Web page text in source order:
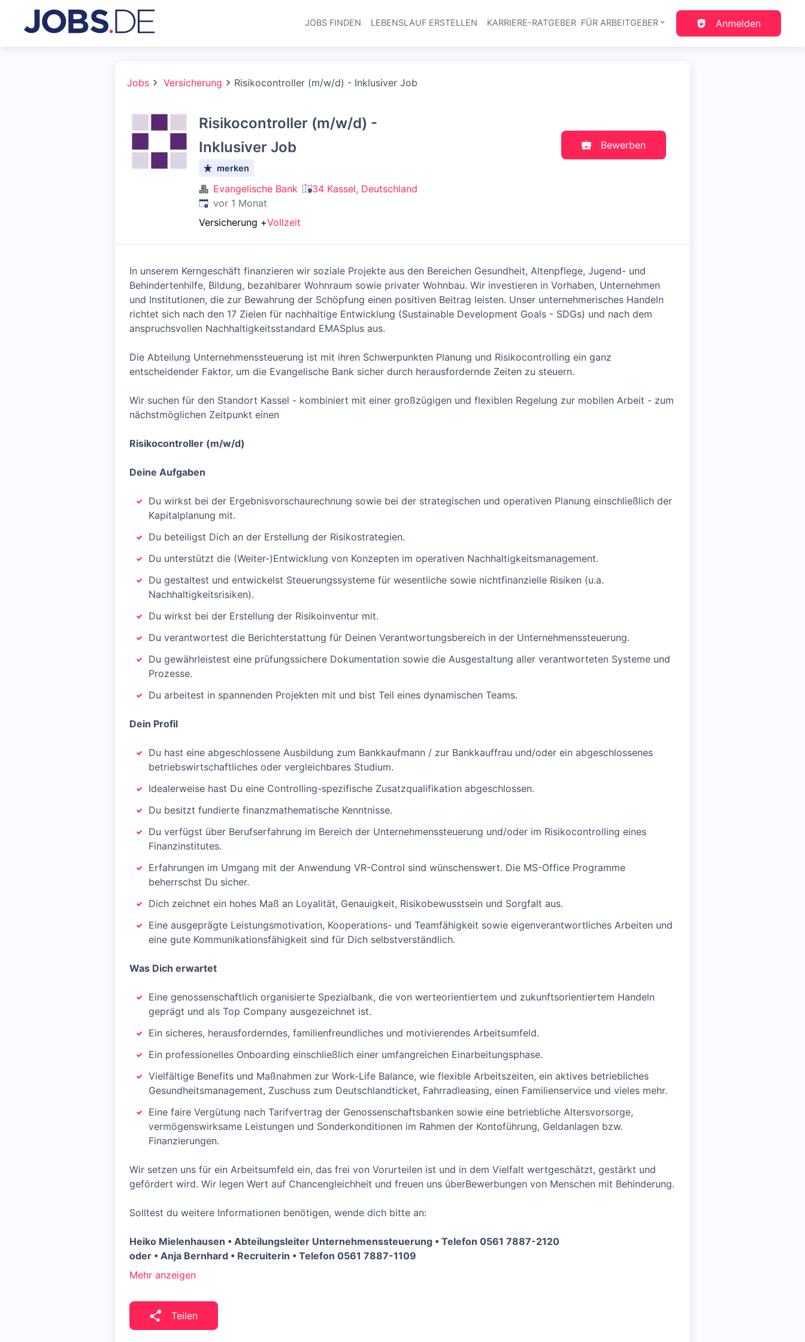
Haupt-Navigation
JOBS FINDEN LEBENSLAUF ERSTELLEN KARRIERE-RATGEBER FÜR ARBEITGEBER Anmelden
Jobs Versicherung Risikocontroller (m/w/d) - Inklusiver Job
Risikocontroller (m/w/d) -
Inklusiver Job
merken
Evangelische Bank
34 Kassel, Deutschland
Veröffentlicht:
vor 1 Monat
Versicherung +Vollzeit
Bewerben
In unserem Kerngeschäft finanzieren wir soziale Projekte aus den Bereichen Gesundheit, Altenpflege, Jugend- und
Behindertenhilfe, Bildung, bezahlbarer Wohnraum sowie privater Wohnbau. Wir investieren in Vorhaben, Unternehmen
und Institutionen, die zur Bewahrung der Schöpfung einen positiven Beitrag leisten. Unser unternehmerisches Handeln
richtet sich nach den 17 Zielen für nachhaltige Entwicklung (Sustainable Development Goals - SDGs) und nach dem
anspruchsvollen Nachhaltigkeitsstandard EMASplus aus.
Die Abteilung Unternehmenssteuerung ist mit ihren Schwerpunkten Planung und Risikocontrolling ein ganz
entscheidender Faktor, um die Evangelische Bank sicher durch herausfordernde Zeiten zu steuern.
Wir suchen für den Standort Kassel - kombiniert mit einer großzügigen und flexiblen Regelung zur mobilen Arbeit - zum
nächstmöglichen Zeitpunkt einen
Risikocontroller (m/w/d)
Deine Aufgaben
Du wirkst bei der Ergebnisvorschaurechnung sowie bei der strategischen und operativen Planung einschließlich der
Kapitalplanung mit.
Du beteiligst Dich an der Erstellung der Risikostrategien.
Du unterstützt die (Weiter-)Entwicklung von Konzepten im operativen Nachhaltigkeitsmanagement.
Du gestaltest und entwickelst Steuerungssysteme für wesentliche sowie nichtfinanzielle Risiken (u.a.
Nachhaltigkeitsrisiken).
Du wirkst bei der Erstellung der Risikoinventur mit.
Du verantwortest die Berichterstattung für Deinen Verantwortungsbereich in der Unternehmenssteuerung.
Du gewährleistest eine prüfungssichere Dokumentation sowie die Ausgestaltung aller verantworteten Systeme und
Prozesse.
Du arbeitest in spannenden Projekten mit und bist Teil eines dynamischen Teams.
Dein Profil
Du hast eine abgeschlossene Ausbildung zum Bankkaufmann / zur Bankkauffrau und/oder ein abgeschlossenes
betriebswirtschaftliches oder vergleichbares Studium.
Idealerweise hast Du eine Controlling-spezifische Zusatzqualifikation abgeschlossen.
Du besitzt fundierte finanzmathematische Kenntnisse.
Du verfügst über Berufserfahrung im Bereich der Unternehmenssteuerung und/oder im Risikocontrolling eines
Finanzinstitutes.
Erfahrungen im Umgang mit der Anwendung VR-Control sind wünschenswert. Die MS-Office Programme
beherrschst Du sicher.
Dich zeichnet ein hohes Maß an Loyalität, Genauigkeit, Risikobewusstsein und Sorgfalt aus.
Eine ausgeprägte Leistungsmotivation, Kooperations- und Teamfähigkeit sowie eigenverantwortliches Arbeiten und
eine gute Kommunikationsfähigkeit sind für Dich selbstverständlich.
Was Dich erwartet
Eine genossenschaftlich organisierte Spezialbank, die von werteorientiertem und zukunftsorientiertem Handeln
geprägt und als Top Company ausgezeichnet ist.
Ein sicheres, herausforderndes, familienfreundliches und motivierendes Arbeitsumfeld.
Ein professionelles Onboarding einschließlich einer umfangreichen Einarbeitungsphase.
Vielfältige Benefits und Maßnahmen zur Work-Life Balance, wie flexible Arbeitszeiten, ein aktives betriebliches
Gesundheitsmanagement, Zuschuss zum Deutschlandticket, Fahrradleasing, einen Familienservice und vieles mehr.
Eine faire Vergütung nach Tarifvertrag der Genossenschaftsbanken sowie eine betriebliche Altersvorsorge,
vermögenswirksame Leistungen und Sonderkonditionen im Rahmen der Kontoführung, Geldanlagen bzw.
Finanzierungen.
Wir setzen uns für ein Arbeitsumfeld ein, das frei von Vorurteilen ist und in dem Vielfalt wertgeschätzt, gestärkt und
gefördert wird. Wir legen Wert auf Chancengleichheit und freuen uns überBewerbungen von Menschen mit Behinderung.
Solltest du weitere Informationen benötigen, wende dich bitte an:
Heiko Mielenhausen • Abteilungsleiter Unternehmenssteuerung • Telefon 0561 7887-2120
oder • Anja Bernhard • Recruiterin • Telefon 0561 7887-1109
Mehr anzeigen
Teilen